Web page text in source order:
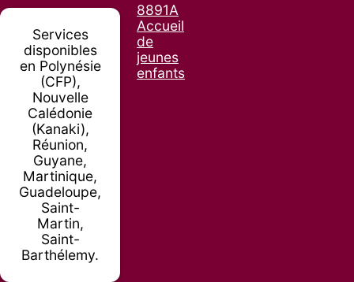
Services
disponibles
en Polynésie
(CFP),
Nouvelle
Calédonie
(Kanaki),
Réunion,
Guyane,
Martinique,
Guadeloupe,
Saint-
Martin,
Saint-
Barthélemy.
8891A
Accueil
de
jeunes
enfants